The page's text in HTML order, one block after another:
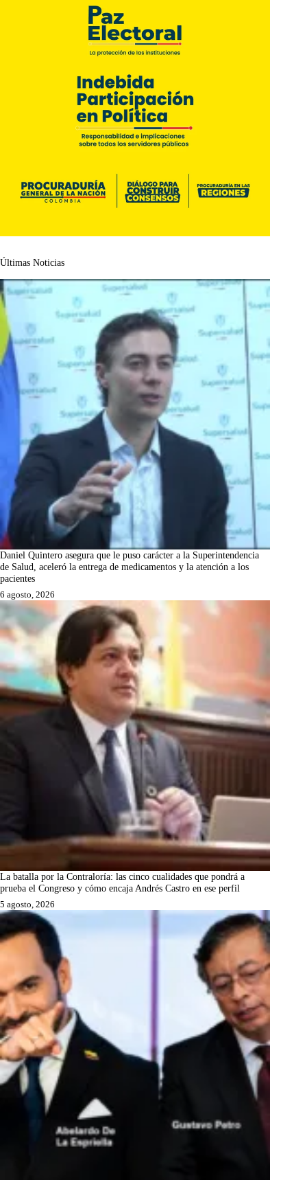
Últimas Noticias
Daniel Quintero asegura que le puso carácter a la Superintendencia
de Salud, aceleró la entrega de medicamentos y la atención a los
pacientes
6 agosto, 2026
La batalla por la Contraloría: las cinco cualidades que pondrá a
prueba el Congreso y cómo encaja Andrés Castro en ese perfil
5 agosto, 2026